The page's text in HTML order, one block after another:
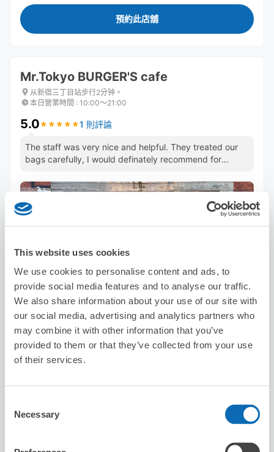
This website uses cookies
We use cookies to personalise content and ads, to
provide social media features and to analyse our traffic.
We also share information about your use of our site with
our social media, advertising and analytics partners who
may combine it with other information that you’ve
provided to them or that they’ve collected from your use
of their services.
Selection
Necessary
預約此店舖
Mr.Tokyo BURGER'S cafe
从新宿三丁目站步行2分钟。
本日營業時間 : 10:00〜21:00
5.0★ ★ ★ ★ ★
★ ★ ★ ★ ★1 則評論
The staff was very nice and helpful. They treated our
bags carefully, I would definately recommend for
可保管的行李數
行李箱尺寸:5 手提包尺寸:5
利用可能時間
8/10月 8/11火 8/12水 8/13木 8/14金 8/15土 8/16日
佐川急便 千駄ヶ谷5丁目SC
本日營業時間